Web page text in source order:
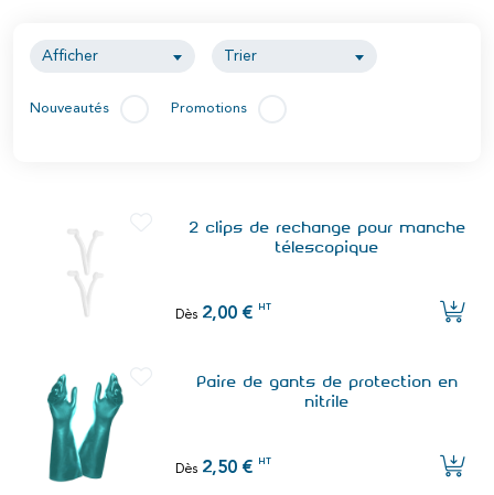
Afficher Trier
Nouveautés Promotions
2 clips de rechange pour manche
télescopique
Dès 2,00 € HT
Paire de gants de protection en
nitrile
Dès 2,50 € HT